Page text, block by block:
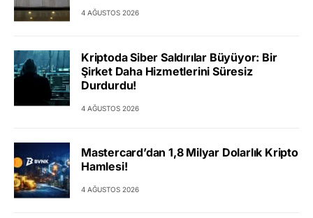
4 AĞUSTOS 2026
Kriptoda Siber Saldırılar Büyüyor: Bir
Şirket Daha Hizmetlerini Süresiz
Durdurdu!
4 AĞUSTOS 2026
Mastercard’dan 1,8 Milyar Dolarlık Kripto
Hamlesi!
4 AĞUSTOS 2026